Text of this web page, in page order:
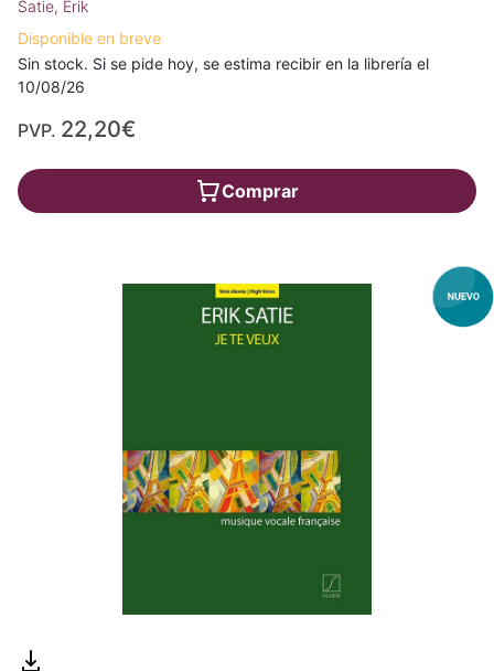
Satie, Erik
Disponible en breve
Sin stock. Si se pide hoy, se estima recibir en la librería el
10/08/26
PVP. 22,20€
Comprar